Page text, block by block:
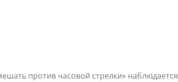
против часовой стрелки» наблюдается